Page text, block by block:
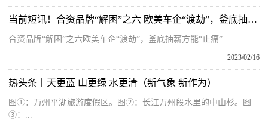
当前短讯！合资品牌“解困”之六 欧美车企“渡劫”，釜底抽薪方能“止痛”
合资品牌“解困”之六欧美车企“渡劫”，釜底抽薪方能“止痛”
2023/02/16
热头条丨天更蓝 山更绿 水更清（新气象 新作为）
图①：万州平湖旅游度假区。图②：长江万州段水里的中山杉。图
③：...